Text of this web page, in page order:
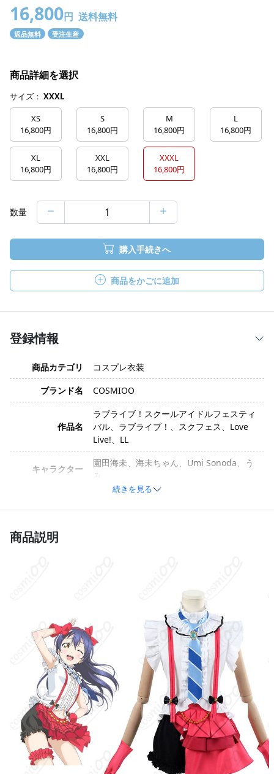
16,800円 送料無料
返品無料 受注生産
商品詳細を選択
サイズ： XXXL
XS
16,800円
S
16,800円
M
16,800円
L
16,800円
XL
16,800円
XXL
16,800円
XXXL
16,800円
数量
購入手続きへ
商品をかごに追加
登録情報
商品カテゴリ
コスプレ衣装
ブランド名
COSMIOO
作品名
ラブライブ！スクールアイドルフェスティ
バル、ラブライブ！、スクフェス、Love
Live!、LL
キャラクター
園田海未、海未ちゃん、Umi Sonoda、う
み
セット内容
トップス、スカート、ネクタイ、ショート
パンツ、太もも飾り、手袋、耳飾り、カチ
ューシャ、靴下、飾り物、腰飾り、ネクタ
イの飾り物（製造ロットや工芸技術の進化
により内容が異なる場合があります）
発送予定
加工に7～15営業日、配送に5～7営業日
（※土日祝除く）、合計で12～22営業日程
度でお届け
支払い方法
クレジットカード（VISA、Master、JCB、
Discover、AMERICAN EXPRESS）、
PayPal、銀行振込
続きを見る
商品説明